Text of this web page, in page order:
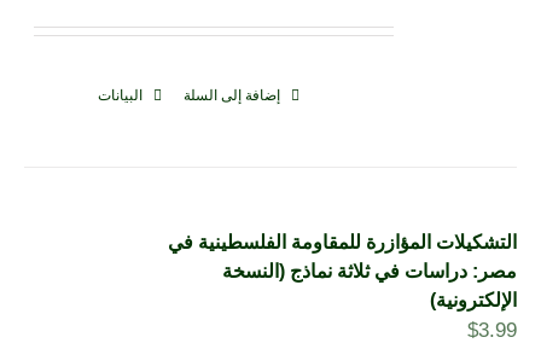
إضافة إلى السلة البيانات
التشكيلات المؤازرة للمقاومة الفلسطينية في
مصر: دراسات في ثلاثة نماذج (النسخة
الإلكترونية)
$3.99